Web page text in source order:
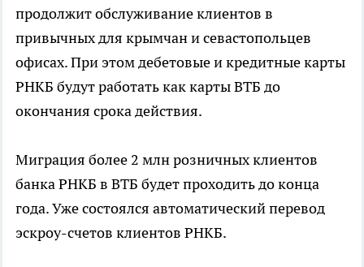
продолжит обслуживание клиентов в
привычных для крымчан и севастопольцев
офисах. При этом дебетовые и кредитные карты
РНКБ будут работать как карты ВТБ до
окончания срока действия.
Миграция более 2 млн розничных клиентов
банка РНКБ в ВТБ будет проходить до конца
года. Уже состоялся автоматический перевод
эскроу-счетов клиентов РНКБ.